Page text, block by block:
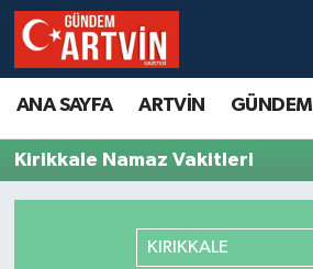
ANA SAYFA ARTVİN GÜNDEM
Kirikkale Namaz Vakitleri
KIRIKKALE